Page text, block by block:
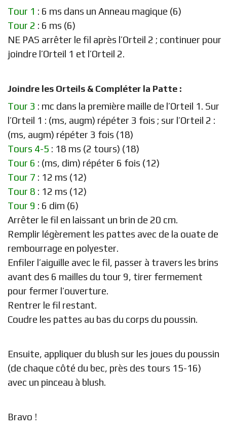
Tour 1 : 6 ms dans un Anneau magique (6)
Tour 2 : 6 ms (6)
NE PAS arrêter le fil après l’Orteil 2 ; continuer pour
joindre l’Orteil 1 et l’Orteil 2.
Joindre les Orteils & Compléter la Patte :
Tour 3 : mc dans la première maille de l’Orteil 1. Sur
l’Orteil 1 : (ms, augm) répéter 3 fois ; sur l’Orteil 2 :
(ms, augm) répéter 3 fois (18)
Tours 4-5 : 18 ms (2 tours) (18)
Tour 6 : (ms, dim) répéter 6 fois (12)
Tour 7 : 12 ms (12)
Tour 8 : 12 ms (12)
Tour 9 : 6 dim (6)
Arrêter le fil en laissant un brin de 20 cm.
Remplir légèrement les pattes avec de la ouate de
rembourrage en polyester.
Enfiler l’aiguille avec le fil, passer à travers les brins
avant des 6 mailles du tour 9, tirer fermement
pour fermer l’ouverture.
Rentrer le fil restant.
Coudre les pattes au bas du corps du poussin.
Ensuite, appliquer du blush sur les joues du poussin
(de chaque côté du bec, près des tours 15-16)
avec un pinceau à blush.
Bravo !